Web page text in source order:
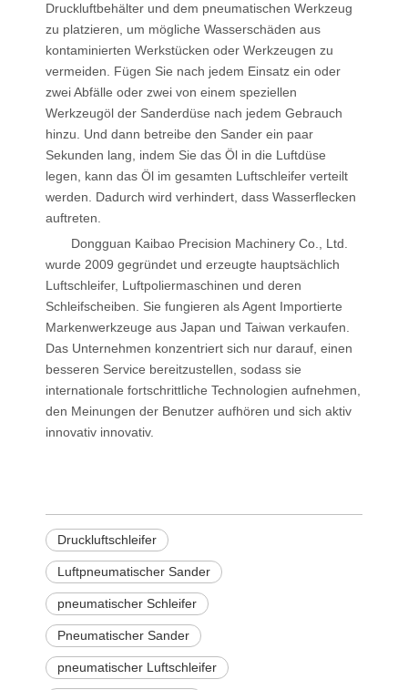
Druckluftbehälter und dem pneumatischen Werkzeug
zu platzieren, um mögliche Wasserschäden aus
kontaminierten Werkstücken oder Werkzeugen zu
vermeiden. Fügen Sie nach jedem Einsatz ein oder
zwei Abfälle oder zwei von einem speziellen
Werkzeugöl der Sanderdüse nach jedem Gebrauch
hinzu. Und dann betreibe den Sander ein paar
Sekunden lang, indem Sie das Öl in die Luftdüse
legen, kann das Öl im gesamten Luftschleifer verteilt
werden. Dadurch wird verhindert, dass Wasserflecken
auftreten.
Dongguan Kaibao Precision Machinery Co., Ltd.
wurde 2009 gegründet und erzeugte hauptsächlich
Luftschleifer, Luftpoliermaschinen und deren
Schleifscheiben. Sie fungieren als Agent Importierte
Markenwerkzeuge aus Japan und Taiwan verkaufen.
Das Unternehmen konzentriert sich nur darauf, einen
besseren Service bereitzustellen, sodass sie
internationale fortschrittliche Technologien aufnehmen,
den Meinungen der Benutzer aufhören und sich aktiv
innovativ innovativ.
Druckluftschleifer
Luftpneumatischer Sander
pneumatischer Schleifer
Pneumatischer Sander
pneumatischer Luftschleifer